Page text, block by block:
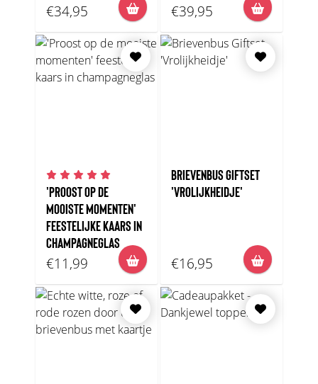
€34,95 €39,95
'PROOST OP DE
MOOISTE MOMENTEN'
FEESTELIJKE KAARS IN
CHAMPAGNEGLAS
€11,99
BRIEVENBUS GIFTSET
'VROLIJKHEIDJE'
€16,95